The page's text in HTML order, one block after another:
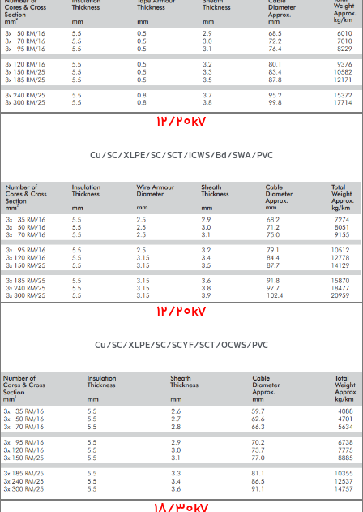
12/20kV
Cu/SC/XLPE/SC/SCT/ICWS/Bd/SWA/PVC
12/20kV
Cu/SC/XLPE/SC/SCYF/SCT/OCWS/PVC